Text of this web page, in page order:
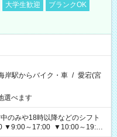
大学生歓迎
ブランクOK
岸駅からバイク・車 / 愛宕(宮
選べます
のみや18時以降などのシフト
▼9:00～17:00 ▼10:00～19:00